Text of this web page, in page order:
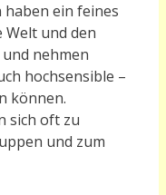
ein feines
und den
nehmen
hochsensible –
können.
sich oft zu
und zum